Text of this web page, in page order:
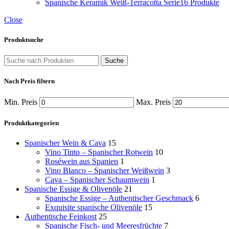
Spanische Keramik Weiß-Terracotta Serie16 Produkte
Close
Produktsuche
Suche
Nach Preis filtern
Min. Preis Max. Preis
Produktkategorien
Spanischer Wein & Cava 15
Vino Tinto – Spanischer Rotwein 10
Roséwein aus Spanien 1
Vino Blanco – Spanischer Weißwein 3
Cava – Spanischer Schaumwein 1
Spanische Essige & Olivenöle 21
Spanische Essige – Authentischer Geschmack 6
Exquisite spanische Olivenöle 15
Authentische Feinkost 25
Spanische Fisch- und Meeresfrüchte 7